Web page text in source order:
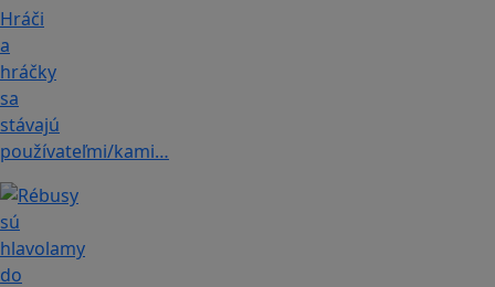
Hráči
a
hráčky
sa
stávajú
používateľmi/kami…